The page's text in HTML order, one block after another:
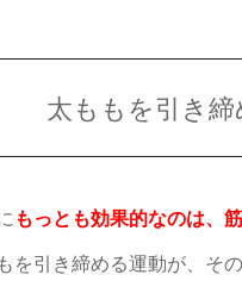
太ももを引き
もっとも効果的なのは、
を引き締める運動が、そ